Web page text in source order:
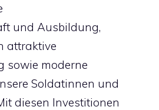
und Ausbildung,
attraktive
sowie moderne
Soldatinnen und
diesen Investitionen